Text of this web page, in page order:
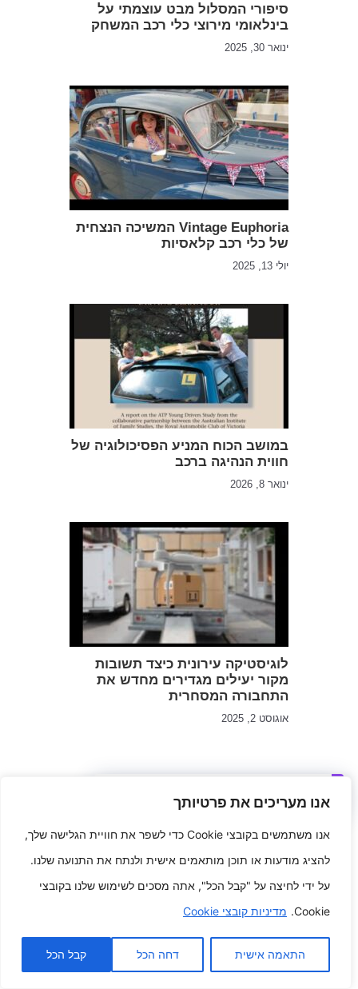
אנו מעריכים את פרטיותך
אנו משתמשים בקובצי Cookie כדי לשפר את חוויית הגלישה שלך,
להציג מודעות או תוכן מותאמים אישית ולנתח את התנועה שלנו.
על ידי לחיצה על "קבל הכל", אתה מסכים לשימוש שלנו בקובצי
Cookie. מדיניות קובצי Cookie
התאמה אישית דחה הכל קבל הכל
סיפורי המסלול מבט עוצמתי על
בינלאומי מירוצי כלי רכב המשחק
ינואר 30, 2025
Vintage Euphoria המשיכה הנצחית
של כלי רכב קלאסיות
יולי 13, 2025
במושב הכוח המניע הפסיכולוגיה של
חווית הנהיגה ברכב
ינואר 8, 2026
לוגיסטיקה עירונית כיצד תשובות
מקור ​​יעילים מגדירים מחדש את
התחבורה המסחרית
אוגוסט 2, 2025
האימייל לא יוצג באתר. שדות החובה מסומנים *